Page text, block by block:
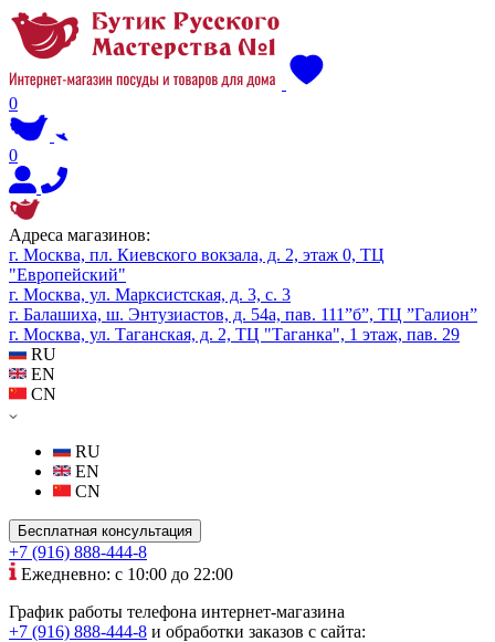
0
0
Адреса магазинов:
г. Москва, пл. Киевского вокзала, д. 2, этаж 0, ТЦ
"Европейский"
г. Москва, ул. Марксистская, д. 3, с. 3
г. Балашиха, ш. Энтузиастов, д. 54а, пав. 111”б”, ТЦ ”Галион”
г. Москва, ул. Таганская, д. 2, ТЦ "Таганка", 1 этаж, пав. 29
RU
EN
CN
RU
EN
CN
Бесплатная консультация
+7 (916) 888-444-8
Ежедневно: с 10:00 до 22:00
График работы телефона интернет-магазина
+7 (916) 888-444-8 и обработки заказов с сайта: